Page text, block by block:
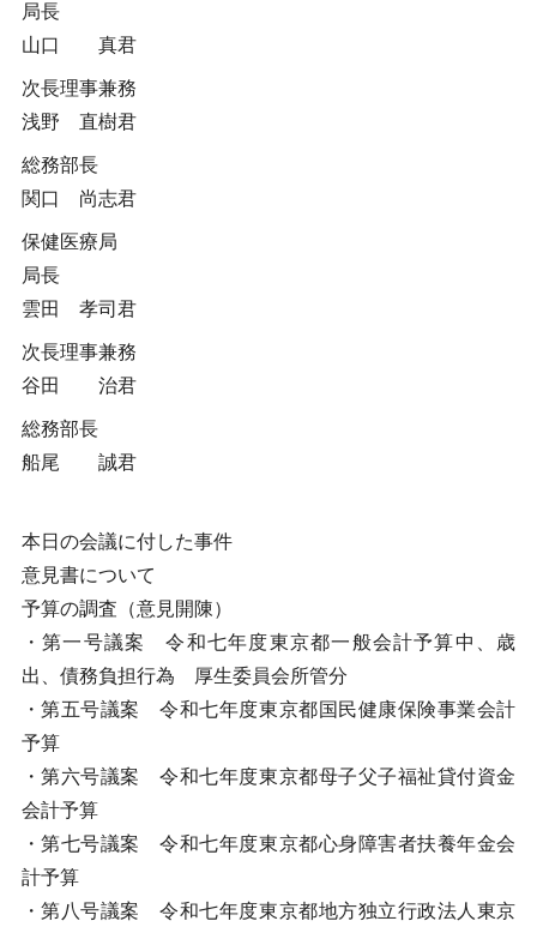
局長
山口 真君
次長理事兼務
浅野 直樹君
総務部長
関口 尚志君
保健医療局
局長
雲田 孝司君
次長理事兼務
谷田 治君
総務部長
船尾 誠君
本日の会議に付した事件
意見書について
予算の調査（意見開陳）
・第一号議案 令和七年度東京都一般会計予算中、歳
出、債務負担行為 厚生委員会所管分
・第五号議案 令和七年度東京都国民健康保険事業会計
予算
・第六号議案 令和七年度東京都母子父子福祉貸付資金
会計予算
・第七号議案 令和七年度東京都心身障害者扶養年金会
計予算
・第八号議案 令和七年度東京都地方独立行政法人東京